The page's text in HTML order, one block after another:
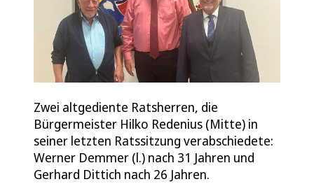
Zwei altgediente Ratsherren, die
Bürgermeister Hilko Redenius (Mitte) in
seiner letzten Ratssitzung verabschiedete:
Werner Demmer (l.) nach 31 Jahren und
Gerhard Dittich nach 26 Jahren.